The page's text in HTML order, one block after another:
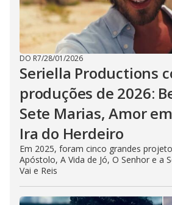
DO R7/28/01/2026
Seriella Productions
produções de 2026:
Sete Marias, Amor
Ira do Herdeiro
Em 2025, foram cinco grandes
Apóstolo, A Vida de Jó, O Senhor e a
Vai e Reis